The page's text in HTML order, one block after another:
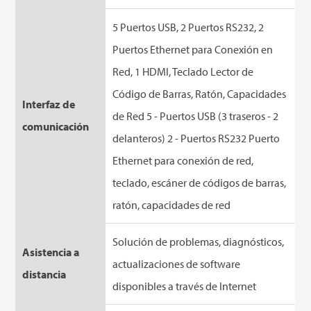
Interfaz de
comunicación
5 Puertos USB, 2 Puertos RS232, 2
Puertos Ethernet para Conexión en
Red, 1 HDMI, Teclado Lector de
Código de Barras, Ratón, Capacidades
de Red 5 - Puertos USB (3 traseros - 2
delanteros) 2 - Puertos RS232 Puerto
Ethernet para conexión de red,
teclado, escáner de códigos de barras,
ratón, capacidades de red
Asistencia a
distancia
Solución de problemas, diagnósticos,
actualizaciones de software
disponibles a través de Internet